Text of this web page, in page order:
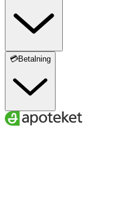
💳Betalning